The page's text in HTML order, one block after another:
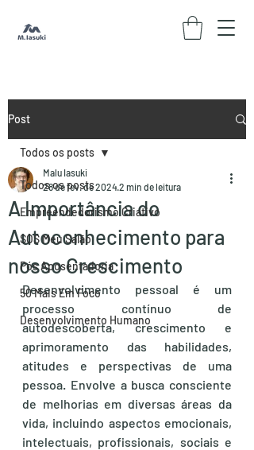
Post
Todos os posts
Empreendedorismo Criativo
SOS Meu Salão
Pós Aposentadoria
50 Mais Em Foco
Desenvolvimento Humano
Todos os posts
A Importância do
Autoconhecimento para
nosso Crescimento
Malu Iasuki
28 de fev. de 20242 min de leitura
Desenvolvimento pessoal é um
processo contínuo de
autodescoberta, crescimento e
aprimoramento das habilidades,
atitudes e perspectivas de uma
pessoa. Envolve a busca consciente
de melhorias em diversas áreas da
vida, incluindo aspectos emocionais,
intelectuais, profissionais, sociais e